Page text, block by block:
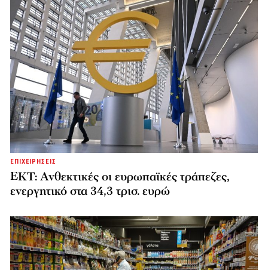
ΕΠΙΧΕΙΡΗΣΕΙΣ
ΕΚΤ: Ανθεκτικές οι ευρωπαϊκές τράπεζες,
ενεργητικό στα 34,3 τρισ. ευρώ